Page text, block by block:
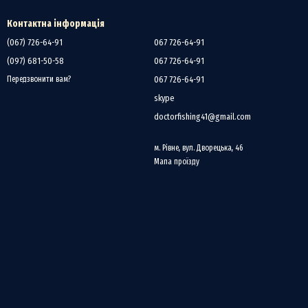
великих водоймах, так і на річках або озерах, де присутні трофейні
витримує високі навантаження.
щуку. Він поєднує в собі якісні матеріали, зручність у використанні
досвідчений рибалка, цей спінінг допоможе вам досягти успіху у
Контактна інформація
(067) 726-64-91
(097) 681-50-58
Передзвонити вам?
067 726-64-91
067 726-64-91
067 726-64-91
skype
doctorfishing41@gmail.com
м. Рівне, вул. Дворецька, 46
Мапа проїзду